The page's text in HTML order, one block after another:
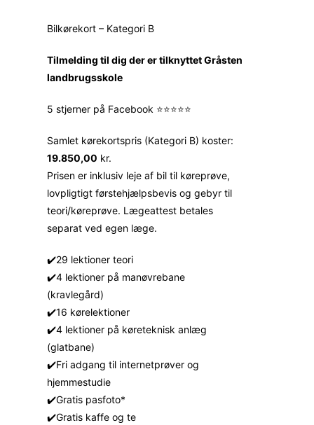
Bilkørekort – Kategori B
Tilmelding til dig der er tilknyttet Gråsten
landbrugsskole
5 stjerner på Facebook ⭐⭐⭐⭐⭐
Samlet kørekortspris (Kategori B) koster:
19.850,00 kr.
Prisen er inklusiv leje af bil til køreprøve,
lovpligtigt førstehjælpsbevis og gebyr til
teori/køreprøve. Lægeattest betales
separat ved egen læge.
✔️29 lektioner teori
✔️4 lektioner på manøvrebane
(kravlegård)
✔️16 kørelektioner
✔️4 lektioner på køreteknisk anlæg
(glatbane)
✔️Fri adgang til internetprøver og
hjemmestudie
✔️Gratis pasfoto*
✔️Gratis kaffe og te